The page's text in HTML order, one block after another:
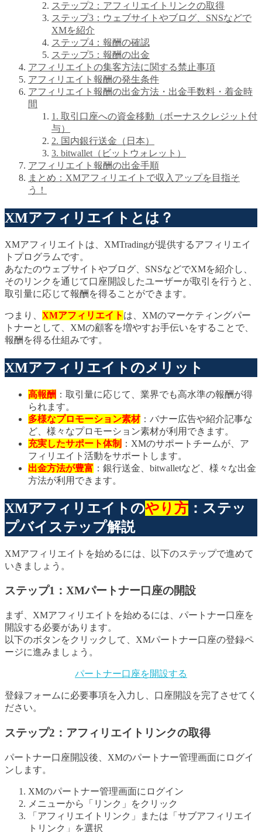
ステップ2：アフィリエイトリンクの取得
ステップ3：ウェブサイトやブログ、SNSなどで
XMを紹介
ステップ4：報酬の確認
ステップ5：報酬の出金
アフィリエイトの集客方法に関する禁止事項
アフィリエイト報酬の発生条件
アフィリエイト報酬の出金方法・出金手数料・着金時
間
1. 取引口座への資金移動（ボーナスクレジット付
与）
2. 国内銀行送金（日本）
3. bitwallet（ビットウォレット）
アフィリエイト報酬の出金手順
まとめ：XMアフィリエイトで収入アップを目指そ
う！
XMアフィリエイトとは？
XMアフィリエイトは、XMTradingが提供するアフィリエイ
トプログラムです。
あなたのウェブサイトやブログ、SNSなどでXMを紹介し、
そのリンクを通じて口座開設したユーザーが取引を行うと、
取引量に応じて報酬を得ることができます。
つまり、 XMアフィリエイト は、XMのマーケティングパー
トナーとして、XMの顧客を増やすお手伝いをすることで、
報酬を得る仕組みです。
XMアフィリエイトのメリット
高報酬 ：取引量に応じて、業界でも高水準の報酬が得
られます。
多様なプロモーション素材：バナー広告や紹介記事な
ど、様々なプロモーション素材が利用できます。
充実したサポート体制 ：XMのサポートチームが、ア
フィリエイト活動をサポートします。
出金方法が豊富 ：銀行送金、bitwalletなど、様々な出金
方法が利用できます。
XMアフィリエイトのやり方 ：ステッ
プバイステップ解説
XMアフィリエイトを始めるには、以下のステップで進めて
いきましょう。
ステップ1：XMパートナー口座の開設
まず、XMアフィリエイトを始めるには、パートナー口座を
開設する必要があります。
以下のボタンをクリックして、XMパートナー口座の登録ペ
ージに進みましょう。
パートナー口座を開設する
登録フォームに必要事項を入力し、口座開設を完了させてく
ださい。
ステップ2：アフィリエイトリンクの取得
パートナー口座開設後、XMのパートナー管理画面にログイ
ンします。
XMのパートナー管理画面にログイン
メニューから「リンク」をクリック
「アフィリエイトリンク」または「サブアフィリエイ
トリンク」を選択